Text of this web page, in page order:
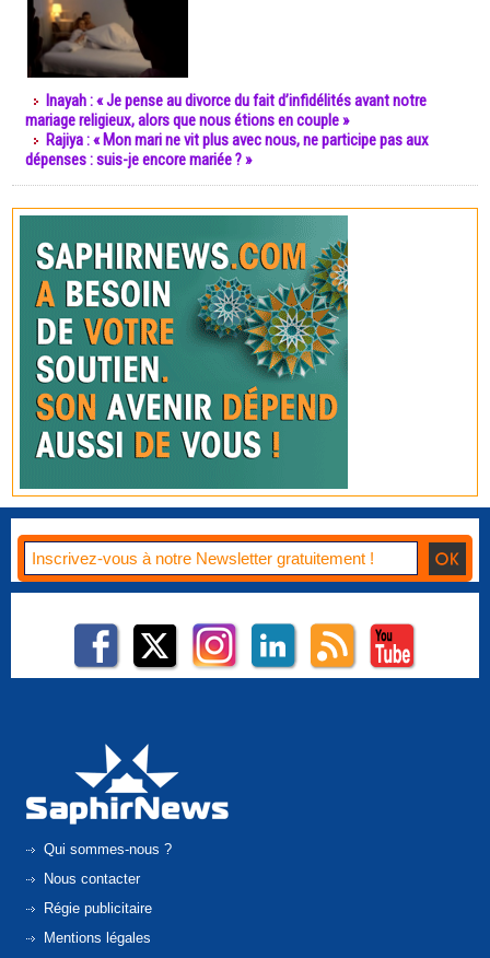
Inayah : « Je pense au divorce du fait d’infidélités avant notre
mariage religieux, alors que nous étions en couple »
Rajiya : « Mon mari ne vit plus avec nous, ne participe pas aux
dépenses : suis-je encore mariée ? »
Qui sommes-nous ?
Nous contacter
Régie publicitaire
Mentions légales